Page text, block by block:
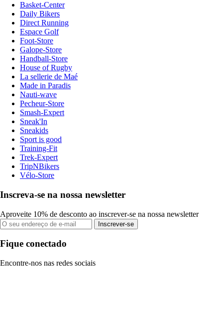
Basket-Center
Daily Bikers
Direct Running
Espace Golf
Foot-Store
Galope-Store
Handball-Store
House of Rugby
La sellerie de Maé
Made in Paradis
Nauti-wave
Pecheur-Store
Smash-Expert
Sneak'In
Sneakids
Sport is good
Training-Fit
Trek-Expert
TripNBikers
Vélo-Store
Inscreva-se na nossa newsletter
Aproveite 10% de desconto ao inscrever-se na nossa newsletter
Inscrever-se
Fique conectado
Encontre-nos nas redes sociais